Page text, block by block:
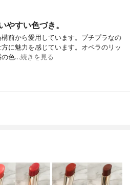
やすい色づき。
前から愛用しています。プチプラなの
に魅力を感じています。オペラのリッ
の色…続きを見る